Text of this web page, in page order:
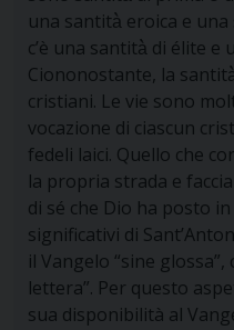
una santità̀ eroica e
c’è una santità̀ di élite e
Ciononostante, la
cristiani. Le vie sono
vocazione di ciascun
fedeli laici. Quello che
la propria strada e
di sé che Dio ha posto
significativi di
il Vangelo “sine
lettera”. Per questo
sua disponibilità al